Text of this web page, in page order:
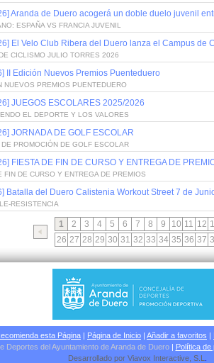
Aranda de Duero acogerá un doble duelo juvenil
ESPAÑA VS FRANCIA JUVENIL
El Velo Club Ribera del Duero lanza el Campus de
CICLISMO JULIO TORRES 2026
II Edición Nuevos Premios Puenteduero
NUEVOS PREMIOS PUENTEDUERO
JUEGOS ESCOLARES 2025/2026
EL DEPORTE Y LOS VALORES
JORNADA DE GOLF ESCOLAR
DE PROMOCIÓN DE GOLF ESCOLAR
FIESTA DE FIN DE CURSO Y ENTREGA DE
FIN DE CURSO Y ENTREGA DE PREMIOS
Batalla del Duero Calistenia Workout Street 7 de
RESISTENCIA
1 2 3 4 5 6 7 8 9 10 11 12
26 27 28 29 30 31 32 33 34 35 36 37
esta Página | Página de Inicio | Añadir a favoritos |
Deportes del Ayuntamiento de Aranda de Duero| Política de
Desarrollado por Viavox Interactive , S.L